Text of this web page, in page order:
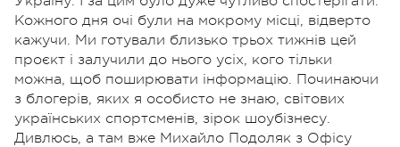
Кожного дня очі були на мокрому місці, відверто
кажучи. Ми готували близько трьох тижнів цей
проєкт і залучили до нього усіх, кого тільки
можна, щоб поширювати інформацію. Починаючи
з блогерів, яких я особисто не знаю, світових
українських спортсменів, зірок шоубізнесу.
Дивлюсь, а там вже Михайло Подоляк з Офісу